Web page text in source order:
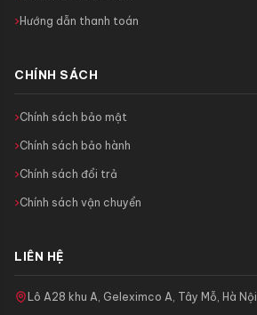
Hướng dẫn thanh toán
CHÍNH SÁCH
Chính sách bảo mật
Chính sách bảo hành
Chính sách đổi trả
Chính sách vận chuyển
LIÊN HỆ
Lô A28 khu A, Geleximco A, Tây Mỗ, Hà Nội